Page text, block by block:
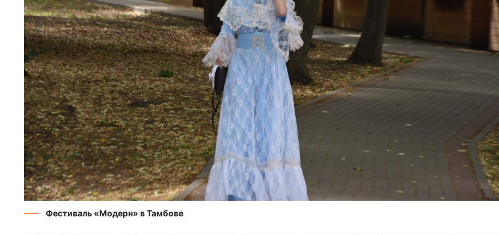
Фестиваль «Модерн» в Тамбове